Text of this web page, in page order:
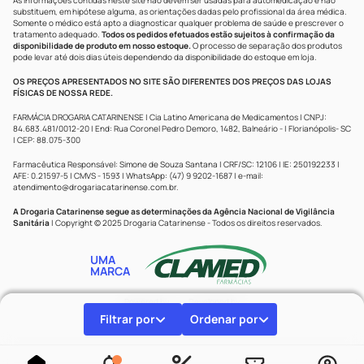
Filtrar por Ordenar por
substituem, em hipótese alguma, as orientações dadas pelo profissional da área médica.
Somente o médico está apto a diagnosticar qualquer problema de saúde e prescrever o
tratamento adequado. Todos os pedidos efetuados estão sujeitos à confirmação da
disponibilidade de produto em nosso estoque.O processo de separação dos produtos
pode levar até dois dias úteis dependendo da disponibilidade do estoque em loja.
OS PREÇOS APRESENTADOS NO SITE SÃO DIFERENTES DOS PREÇOS DAS LOJAS
FÍSICAS DE NOSSA REDE.
FARMÁCIA DROGARIA CATARINENSE | Cia Latino Americana de Medicamentos | CNPJ:
84.683.481/0012-20 | End: Rua Coronel Pedro Demoro, 1482, Balneário - | Florianópolis- SC
| CEP: 88.075-300
Farmacêutica Responsável: Simone de Souza Santana | CRF/SC: 12106 | IE: 250192233 |
AFE: 0.21597-5 | CMVS - 1593 | WhatsApp: (47) 9 9202-1687 | e-mail:
atendimento@drogariacatarinense.com.br.
A Drogaria Catarinense segue as determinações da Agência Nacional de Vigilância
Sanitária | Copyright © 2025 Drogaria Catarinense - Todos os direitos reservados.
UMA
MARCA
Powered by Developed by